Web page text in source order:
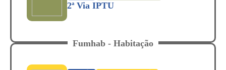
2ª Via IPTU
Fumhab - Habitação